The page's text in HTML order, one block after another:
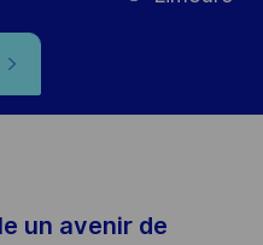
un avenir de